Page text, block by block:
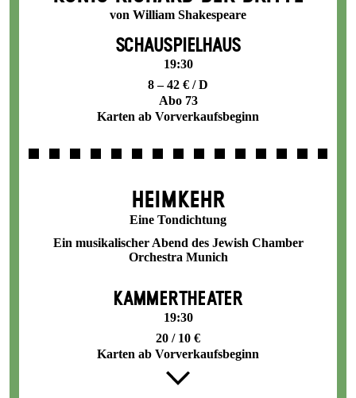
von William Shakespeare
SCHAUSPIELHAUS
19:30
8 – 42 € / D
Abo 73
Karten ab Vorverkaufsbeginn
HEIMKEHR
Eine Tondichtung
Ein musikalischer Abend des Jewish Chamber
Orchestra Munich
KAMMERTHEATER
19:30
20 / 10 €
Karten ab Vorverkaufsbeginn